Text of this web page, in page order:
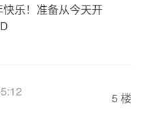
快乐！准备从今天开
5 楼